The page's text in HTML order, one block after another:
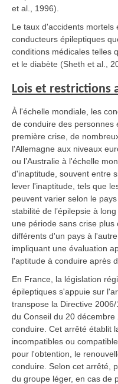
et al., 1996).
Le taux d'accidents mortels
conducteurs épileptiques
conditions médicales telles
et le diabète (Sheth et al.,
Lois et restrictions
À l'échelle mondiale, les
de conduire des personnes
première crise, de
l'Allemagne aux niveaux
ou l’Australie à l'échelle
d'inaptitude, souvent entre
lever l'inaptitude, tels que
peuvent varier selon le
stabilité de l’épilepsie à
une période sans crise
différents d'un pays à
impliquant une évaluation
l'aptitude à conduire après
En France, la législation
épileptiques s'appuie sur
transpose la Directive
du Conseil du 20
conduire. Cet arrêté établit
incompatibles ou
pour l'obtention, le
conduire. Selon cet arrêté,
du groupe léger, en cas de